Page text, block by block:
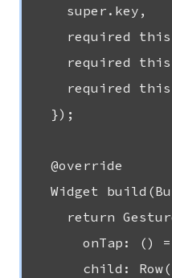
    super.key,
required
required
required
  });
  @override
Widget
return
onTap: ()
      child: Row(